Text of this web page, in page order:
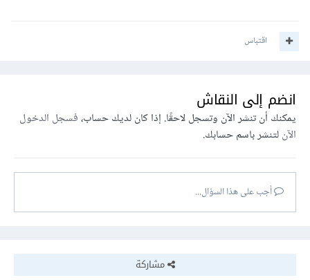
اقتباس
انضم إلى النقاش
يمكنك أن تنشر الآن وتسجل لاحقًا. إذا كان لديك حساب،فسجل الدخول
الآنلتنشر باسم حسابك.
أجب على هذا السؤال...
مشاركة